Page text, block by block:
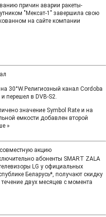
причин аварии ракеты-
"Мексат-1" завершила свою
на сайте компании
30°W.Религиозный канал Cordoba
перешел в DVB-S2.
значение Symbol Rate и на
емкости добавлен второй
»
акцию
абоненты SMART ZALA
LG у официальных
Беларусь*, получают скидку
двух месяцев с момента